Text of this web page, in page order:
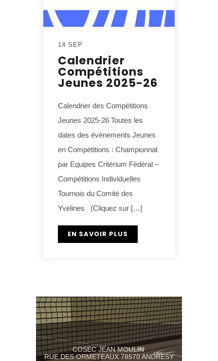
14 SEP
Calendrier
Compétitions
Jeunes 2025-26
Calendrier des Compétitions
Jeunes 2025-26 Toutes les
dates des évènements Jeunes
en Compétitions : Championnat
par Equipes Critérium Fédéral –
Compétitions Individuelles
Tournois du Comité des
Yvelines (Cliquez sur […]
EN SAVOIR PLUS
COSEC JEAN MOULIN
RUE DES ORMETEAUX 78570 ANDRESY